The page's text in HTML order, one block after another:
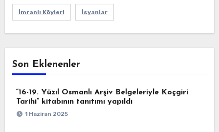
İmranlı Köyleri İsyanlar
Son Eklenenler
“16-19. Yüzıl Osmanlı Arşiv Belgeleriyle Koçgiri
Tarihi” kitabının tanıtımı yapıldı
1 Haziran 2025